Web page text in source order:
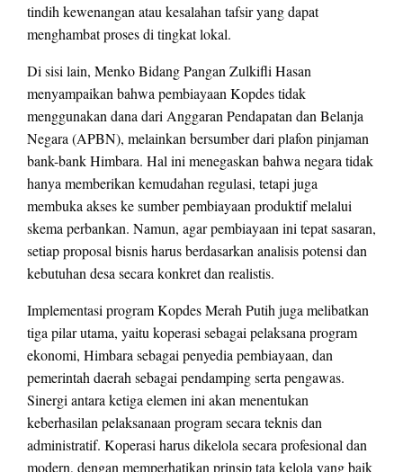
tindih kewenangan atau kesalahan tafsir yang dapat
menghambat proses di tingkat lokal.
Di sisi lain, Menko Bidang Pangan Zulkifli Hasan
menyampaikan bahwa pembiayaan Kopdes tidak
menggunakan dana dari Anggaran Pendapatan dan Belanja
Negara (APBN), melainkan bersumber dari plafon pinjaman
bank-bank Himbara. Hal ini menegaskan bahwa negara tidak
hanya memberikan kemudahan regulasi, tetapi juga
membuka akses ke sumber pembiayaan produktif melalui
skema perbankan. Namun, agar pembiayaan ini tepat sasaran,
setiap proposal bisnis harus berdasarkan analisis potensi dan
kebutuhan desa secara konkret dan realistis.
Implementasi program Kopdes Merah Putih juga melibatkan
tiga pilar utama, yaitu koperasi sebagai pelaksana program
ekonomi, Himbara sebagai penyedia pembiayaan, dan
pemerintah daerah sebagai pendamping serta pengawas.
Sinergi antara ketiga elemen ini akan menentukan
keberhasilan pelaksanaan program secara teknis dan
administratif. Koperasi harus dikelola secara profesional dan
modern, dengan memperhatikan prinsip tata kelola yang baik